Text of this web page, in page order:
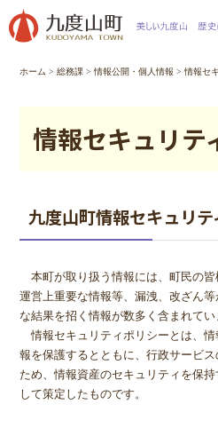
文
ホーム >総務課 >情報公開・個人情報 > 情報セ
情報セキュリテ
九度山町情報セキュリ
本町が取り扱う情報には、町民の
運営上重要な情報等、漏洩、改ざん
な結果を招く情報が数多く含まれてい
情報セキュリティポリシーとは、
報を保護するとともに、行政サービ
ため、情報資産のセキュリティを保
して策定したものです。